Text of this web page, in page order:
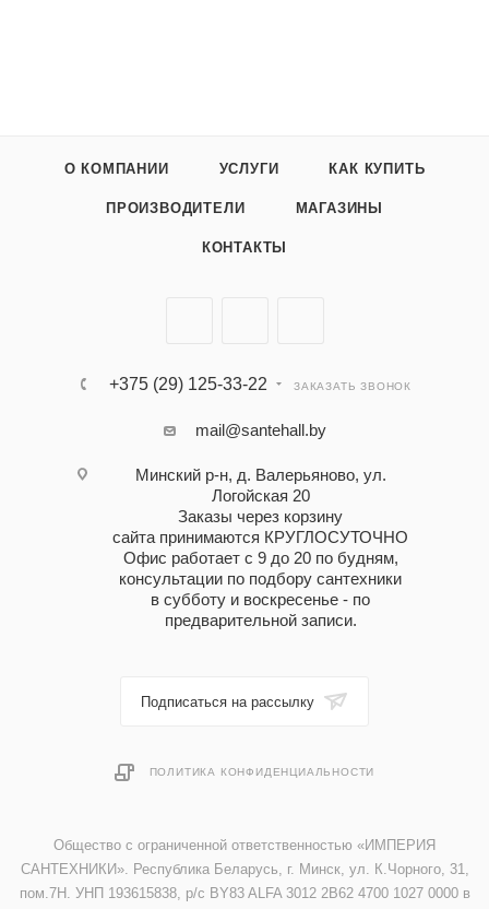
О КОМПАНИИ УСЛУГИ КАК КУПИТЬ
ПРОИЗВОДИТЕЛИ МАГАЗИНЫ
КОНТАКТЫ
+375 (29) 125-33-22 ЗАКАЗАТЬ ЗВОНОК
mail@santehall.by
Минский р-н, д. Валерьяново, ул.
Логойская 20
Заказы через корзину
сайта принимаются КРУГЛОСУТОЧНО
Офис работает с 9 до 20 по будням,
консультации по подбору сантехники
в субботу и воскресенье - по
предварительной записи.
Подписаться на рассылку
ПОЛИТИКА КОНФИДЕНЦИАЛЬНОСТИ
Общество с ограниченной ответственностью «ИМПЕРИЯ
САНТЕХНИКИ». Республика Беларусь, г. Минск, ул. К.Чорного, 31,
пом.7Н. УНП 193615838, р/с BY83 ALFA 3012 2B62 4700 1027 0000 в